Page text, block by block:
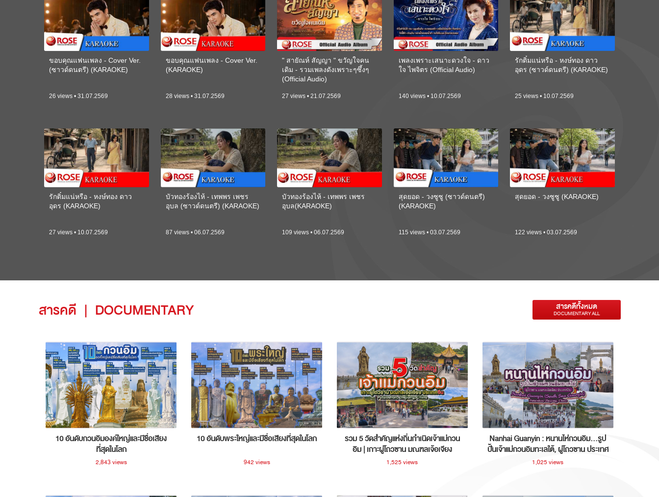
ขอบคุณแฟนเพลง - Cover Ver.
(ซาวด์ดนตรี) (KARAOKE)
26 views • 31.07.2569
ขอบคุณแฟนเพลง - Cover Ver.
(KARAOKE)
28 views • 31.07.2569
" สายัณห์ สัญญา " ขวัญใจคน
เดิม - รวมเพลงดังเพราะๆซึ้งๆ
(Official Audio)
27 views • 21.07.2569
เพลงเพราะเสนาะดวงใจ - ดาว
ใจ ไพจิตร (Official Audio)
140 views • 10.07.2569
รักติ๋มแน่หรือ - หงษ์ทอง ดาว
อุดร (ซาวด์ดนตรี) (KARAOKE)
25 views • 10.07.2569
รักติ๋มแน่หรือ - หงษ์ทอง ดาว
อุดร (KARAOKE)
27 views • 10.07.2569
บัวทองร้องไห้ - เทพพร เพชร
อุบล (ซาวด์ดนตรี) (KARAOKE)
87 views • 06.07.2569
บัวทองร้องไห้ - เทพพร เพชร
อุบล(KARAOKE)
109 views • 06.07.2569
สุดยอด - วงซูซู (ซาวด์ดนตรี)
(KARAOKE)
115 views • 03.07.2569
สุดยอด - วงซูซู (KARAOKE)
122 views • 03.07.2569
สารคดี | DOCUMENTARY สารคดีทั้งหมด
DOCUMENTARY ALL
10 อันดับกวนอิมองค์ใหญ่และมีชื่อเสียง
ที่สุดในโลก
2,843 views
10 อันดับพระใหญ่และมีชื่อเสียงที่สุดในโลก
942 views
รวม 5 วัดสำคัญแห่งถิ่นกำเนิดเจ้าแม่กวน
อิม | เกาะผู่โถวซาน มณฑลเจ้อเจียง
ประเทศจีน
1,525 views
Nanhai Guanyin : หนานไห่กวนอิม...รูป
ปั้นเจ้าแม่กวนอิมทะเลใต้, ผู่โถวซาน ประเทศ
จีน
1,025 views